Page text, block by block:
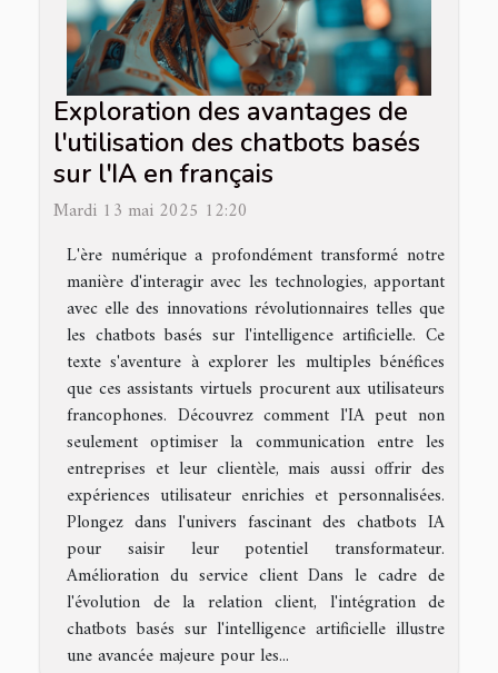
Exploration des avantages de
l'utilisation des chatbots basés
sur l'IA en français
Mardi 13 mai 2025 12:20
L'ère numérique a profondément transformé notre
manière d'interagir avec les technologies, apportant
avec elle des innovations révolutionnaires telles que
les chatbots basés sur l'intelligence artificielle. Ce
texte s'aventure à explorer les multiples bénéfices
que ces assistants virtuels procurent aux utilisateurs
francophones. Découvrez comment l'IA peut non
seulement optimiser la communication entre les
entreprises et leur clientèle, mais aussi offrir des
expériences utilisateur enrichies et personnalisées.
Plongez dans l'univers fascinant des chatbots IA
pour saisir leur potentiel transformateur.
Amélioration du service client Dans le cadre de
l'évolution de la relation client, l'intégration de
chatbots basés sur l'intelligence artificielle illustre
une avancée majeure pour les...